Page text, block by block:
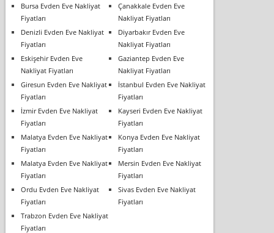
Bursa Evden Eve Nakliyat
Fiyatları
Çanakkale Evden Eve
Nakliyat Fiyatları
Denizli Evden Eve Nakliyat
Fiyatları
Diyarbakır Evden Eve
Nakliyat Fiyatları
Eskişehir Evden Eve
Nakliyat Fiyatları
Gaziantep Evden Eve
Nakliyat Fiyatları
Giresun Evden Eve Nakliyat
Fiyatları
İstanbul Evden Eve Nakliyat
Fiyatları
İzmir Evden Eve Nakliyat
Fiyatları
Kayseri Evden Eve Nakliyat
Fiyatları
Malatya Evden Eve Nakliyat
Fiyatları
Konya Evden Eve Nakliyat
Fiyatları
Malatya Evden Eve Nakliyat
Fiyatları
Mersin Evden Eve Nakliyat
Fiyatları
Ordu Evden Eve Nakliyat
Fiyatları
Sivas Evden Eve Nakliyat
Fiyatları
Trabzon Evden Eve Nakliyat
Fiyatları